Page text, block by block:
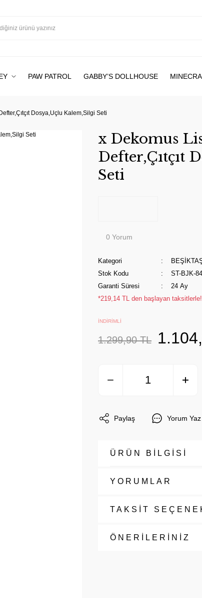
PAW PATROL GABBY’S DOLLHOUSE
Dosya,Uçlu Kalem,Silgi Seti
x Dekomus
Defter,Çıtçıt
Seti
0 Yorum
Kategori
Stok Kodu
ST-BJK-84
Garanti Süresi
24 Ay
*219,14 TL den başlayan taksitlerle!
İNDİRİMLİ
1.299,90 TL
Paylaş Yorum Yaz
ÜRÜN BİLGİSİ
YORUMLAR
TAKSİT
ÖNERİLERİNİZ